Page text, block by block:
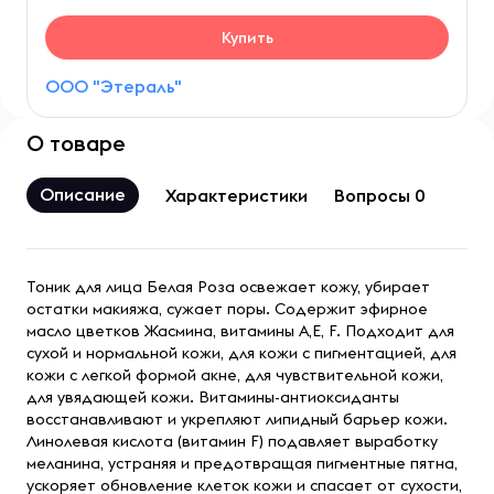
ООО "Этераль"
Купить
О товаре
Описание Характеристики Вопросы 0
Тоник для лица Белая Роза освежает кожу, убирает
остатки макияжа, сужает поры. Содержит эфирное
масло цветков Жасмина, витамины A,E, F. Подходит для
сухой и нормальной кожи, для кожи с пигментацией, для
кожи с легкой формой акне, для чувствительной кожи,
для увядающей кожи. Витамины-антиоксиданты
восстанавливают и укрепляют липидный барьер кожи.
Линолевая кислота (витамин F) подавляет выработку
меланина, устраняя и предотвращая пигментные пятна,
ускоряет обновление клеток кожи и спасает от сухости,